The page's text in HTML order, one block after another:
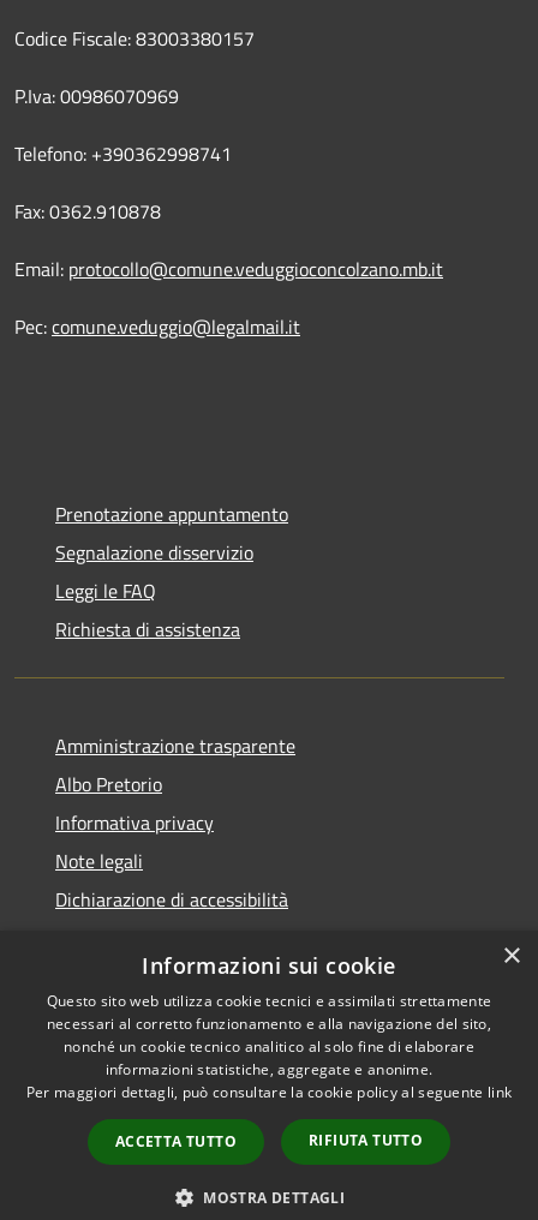
Codice Fiscale: 83003380157
P.Iva: 00986070969
Telefono: +390362998741
Fax: 0362.910878
Email: protocollo@comune.veduggioconcolzano.mb.it
Pec:comune.veduggio@legalmail.it
Prenotazione appuntamento
Segnalazione disservizio
Leggi le FAQ
Richiesta di assistenza
Amministrazione trasparente
Albo Pretorio
Informativa privacy
Note legali
Dichiarazione di accessibilità
RSS
Accessibilità
Cookie
Mappa del sito
Segnalazioni di non
Copyright © 2026 • Comune di
Veduggio con Colzano •
Powered byMunicipium
Accesso redazione
×
Informazioni sui cookie
Questo sito web utilizza cookie tecnici e assimilati strettamente
necessari al corretto funzionamento e alla navigazione del sito,
nonché un cookie tecnico analitico al solo fine di elaborare
informazioni statistiche, aggregate e anonime.
Per maggiori dettagli, può consultare la cookie policy al seguente link
ACCETTA TUTTO RIFIUTA TUTTO
MOSTRA DETTAGLI